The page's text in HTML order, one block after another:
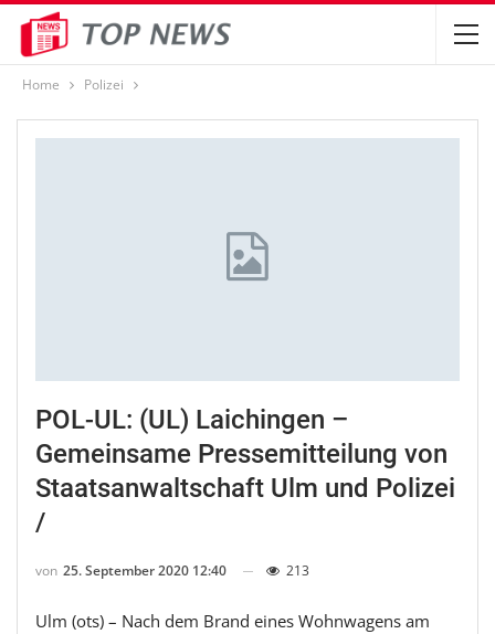
Home Polizei
POL-UL: (UL) Laichingen –
Gemeinsame Pressemitteilung von
Staatsanwaltschaft Ulm und Polizei
/
von 25. September 2020 12:40 213
Ulm (ots) – Nach dem Brand eines Wohnwagens am